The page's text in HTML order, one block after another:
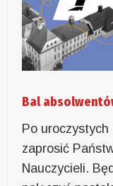
Bal
Po
zaprosić
Nauczycieli.